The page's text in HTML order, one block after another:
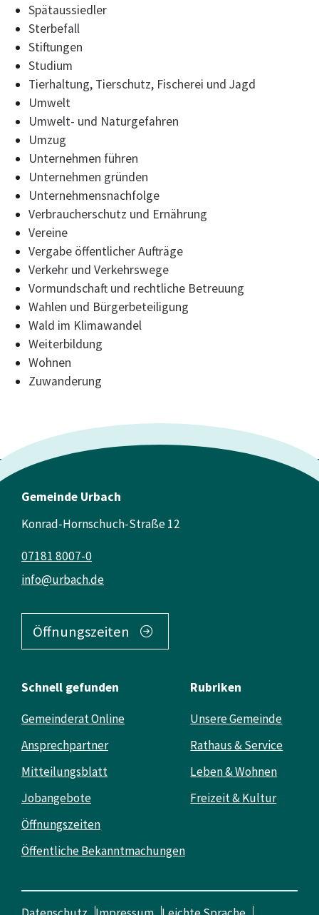
Spätaussiedler
Sterbefall
Stiftungen
Studium
Tierhaltung, Tierschutz, Fischerei und Jagd
Umwelt
Umwelt- und Naturgefahren
Umzug
Unternehmen führen
Unternehmen gründen
Unternehmensnachfolge
Verbraucherschutz und Ernährung
Vereine
Vergabe öffentlicher Aufträge
Verkehr und Verkehrswege
Vormundschaft und rechtliche Betreuung
Wahlen und Bürgerbeteiligung
Wald im Klimawandel
Weiterbildung
Wohnen
Zuwanderung
Gemeinde Urbach
Konrad-Hornschuch-Straße 12
info@urbach.de
07181 8007-0
Öffnungszeiten
Schnell gefunden
Gemeinderat Online
Ansprechpartner
Mitteilungsblatt
Jobangebote
Öffnungszeiten
Öffentliche Bekanntmachungen
Rubriken
Unsere Gemeinde
Rathaus & Service
Leben & Wohnen
Freizeit & Kultur